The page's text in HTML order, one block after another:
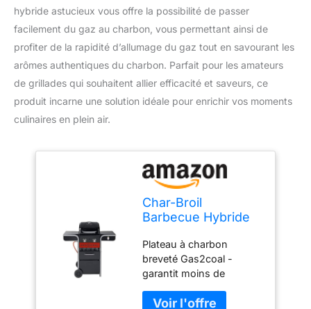
hybride astucieux vous offre la possibilité de passer
facilement du gaz au charbon, vous permettant ainsi de
profiter de la rapidité d’allumage du gaz tout en savourant les
arômes authentiques du charbon. Parfait pour les amateurs
de grillades qui souhaitent allier efficacité et saveurs, ce
produit incarne une solution idéale pour enrichir vos moments
culinaires en plein air.
Char-Broil
Barbecue Hybride
pour Gaz et
Charbon de Bois
Plateau à charbon
breveté Gas2coal -
garantit moins de
uniforme, pour des